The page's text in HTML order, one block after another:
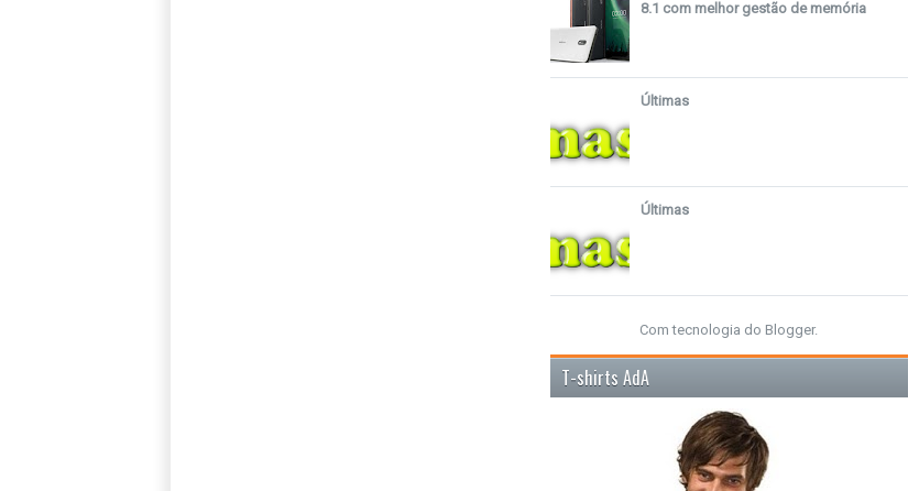
8.1 com melhor gestão de memória
Últimas
Últimas
Com tecnologia do Blogger.
T-shirts AdA